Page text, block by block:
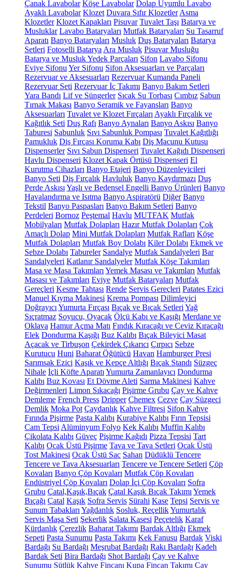
Çanak Lavabolar Köşe Lavabolar Dolap Uyumlu Lavabo
Ayaklı Lavabolar Klozet Duvara Sıfır Klozetler Asma
Klozetler Klozet Kapakları Pisuvar Tuvalet Taşı Batarya ve
Musluklar Lavabo Bataryaları Mutfak Bataryaları Su Tasarruf
Aparatı Banyo Bataryaları Musluk Duş Bataryaları Batarya
Setleri Fotoselli Batarya Ara Musluk Pisuvar Musluğu
Batarya ve Musluk Yedek Parçaları Sifon Lavabo Sifonu
Eviye Sifonu Yer Sifonu Sifon Aksesuarları ve Parçaları
Rezervuar ve Aksesuarları Rezervuar Kumanda Paneli
Rezervuar Seti Rezervuar İç Takımı Banyo Bakım Setleri
Yara Bandı Lif ve Süngerler Sıcak Su Torbası Cımbız Sabun
Tırnak Makası Banyo Seramik ve Fayansları Banyo
Aksesuarları Tuvalet ve Klozet Fırçaları Ayaklı Fırçalık ve
Kağıtlık Seti Duş Rafı Banyo Aynaları Banyo Askısı Banyo
Taburesi Sabunluk Sıvı Sabunluk Pompası Tuvalet Kağıtlığı
Pamukluk Diş Fırçası Koruma Kabı Diş Macunu Kutusu
Dispenserler Sıvı Sabun Dispenseri Tuvalet Kağıdı Dispenseri
Havlu Dispenseri Klozet Kapak Örtüsü Dispenseri El
Kurutma Cihazları Banyo Etajeri Banyo Düzenleyicileri
Banyo Seti Diş Fırçalık Havluluk Banyo Kaydırmazı Duş
Perde Askısı Yaşlı ve Bedensel Engelli Banyo Ürünleri Banyo
Havalandırma ve Isıtma Banyo Aspiratörü Diğer Banyo
Tekstil Banyo Paspasları Banyo Bakım Setleri Banyo
Perdeleri Bornoz Peştemal Havlu MUTFAK Mutfak
Mobilyaları Mutfak Dolapları Hazır Mutfak Dolapları Çok
Amaçlı Dolap Mini Mutfak Dolapları Mutfak Rafları Köşe
Mutfak Dolapları Mutfak Boy Dolabı Kiler Dolabı Ekmek ve
Sebze Dolabı Tabureler Sandalye Mutfak Sandalyeleri Bar
Sandalyeleri Katlanır Sandalyeler Mutfak Köşe Takımları
Masa ve Masa Takımları Yemek Masası ve Takımları Mutfak
Masası ve Takımları Eviye Mutfak Bataryaları Mutfak
Gereçleri Kesme Tahtası Rende Servis Gereçleri Patates Ezici
Manuel Kıyma Makinesi Krema Pompası Dilimleyici
Doğrayıcı Yumurta Fırçası Bıçak ve Bıçak Setleri Yağ
Sıçratmaz Soyucu, Oyacak Ölçü Kabı ve Kaşığı Merdane ve
Oklava Hamur Açma Matı Fındık Kıracağı ve Ceviz Kıracağı
Elek Dondurma Kaşığı Buz Kalıbı Bıçak Bileyici Masat
Açacak ve Tirbuşon Çekirdek Çıkarıcı Çırpıcı Sebze
Kurutucu Huni Baharat Öğütücü Havan Hamburger Presi
Sarımsak Ezici Kaşık ve Kepçe Altlığı Bıçak Standı Süzgeç
Nihale İçli Köfte Aparatı Yumurta Zamanlayıcı Dondurma
Kalıbı Buz Kovası Et Dövme Aleti Sarma Makinesi Kahve
Değirmenleri Limon Sıkacağı Pişirme Grubu Çay ve Kahve
Demleme French Press Dripper Chemex Cezve Çay Süzgeci
Demlik Moka Pot Çaydanlık Kahve Filtresi Sifon Kahve
Fırında Pişirme Pasta Kalıbı Kurabiye Kalıbı Fırın Tepsisi
Cam Tepsi Alüminyum Folyo Kek Kalıbı Muffin Kalıbı
Çikolata Kalıbı Güveç Pişirme Kağıdı Pizza Tepsisi Tart
Kalıbı Ocak Üstü Pişirme Tava ve Tava Setleri Ocak Üstü
Tost Makinesi Ocak Üstü Sac Sahan Düdüklü Tencere
Tencere ve Tava Aksesuarları Tencere ve Tencere Setleri Çöp
Kovaları Banyo Çöp Kovaları Mutfak Çöp Kovaları
Endüstriyel Çöp Kovaları Dolap İçi Çöp Kovaları Sofra
Grubu Çatal,Kaşık,Bıçak Çatal Kaşık Bıçak Takımı Yemek
Bıçağı Çatal Kaşık Sofra Servis Sürahi Kase Tepsi Servis ve
Sunum Tabakları Yağdanlık Sosluk, ReçellikYumurtalık
Servis Maşa Seti Şekerlik Salata Kasesi Peçetelik Karaf
Kürdanlık Çerezlik Baharat Takımı Bardak Altlığı Ekmek
Sepeti Pasta Sunumu Pasta Takımı Kek Fanusu Bardak Viski
Bardağı Su Bardağı Meşrubat Bardağı Rakı Bardağı Kadeh
Bardak Seti Bira Bardağı Shot Bardağı Çay ve Kahve
Sunumu Sütlük Kahve Fincanı Kupa Fincan Takımı Çay